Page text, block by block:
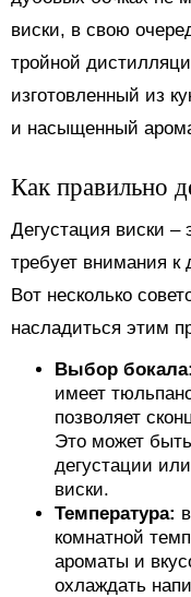
виски, в свою
тройной
изготовленный из
и насыщенный
Как правильно
Дегустация виски –
требует внимания к
Вот несколько
насладиться этим
Выбор бокала:
имеет
позволяет
Это может
дегустации
виски.
Температура:
комнатной
ароматы и
охлаждать